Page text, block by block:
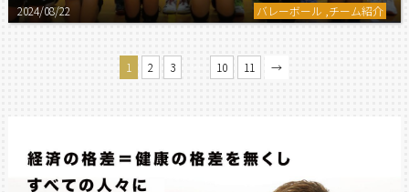
2024/08/22 バレーボール ,チーム紹介
1 2 3 10 11 →